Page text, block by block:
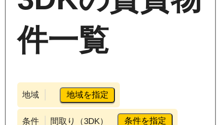
件一覧
地域 地域を指定
条件 間取り（3DK） 条件を指定